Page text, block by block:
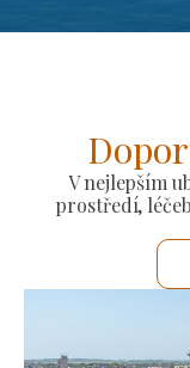
V nejlepším
prostředí,